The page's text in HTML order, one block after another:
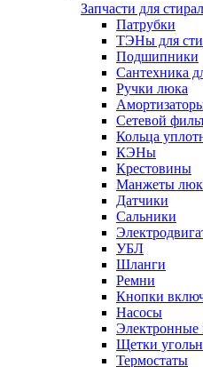
Запчасти для
Патрубки
ТЭНы для
Подшипники
Сантехника
Ручки люка
Сетевой
Кольца
КЭНы
Крестовины
Манжеты
Датчики
Сальники
УБЛ
Шланги
Ремни
Кнопки
Насосы
Электронные
Щетки
Термостаты